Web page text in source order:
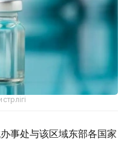
事处与该区域东部各国家